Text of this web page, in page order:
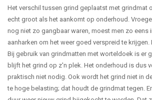
Het verschil tussen grind geplaatst met grindmat
echt groot als het aankomt op onderhoud.
nog niet zo gangbaar waren, moest men zo eens
aanharken om het weer goed verspreid te krijgen.
Bij gebruik van grindmatten met worteldoek is er
blijft het grind op z'n plek. Het onderhoud is dus
praktisch niet nodig. Ook wordt het grind niet in
te hoge belasting; dat houdt de grindmat tegen.